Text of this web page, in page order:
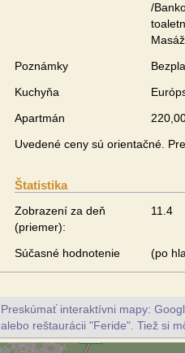
/
Poznámky
Kuchyňa
Apartmán
Uvedené ceny sú orientačné.
Štatistika
Zobrazení za deň
(priemer):
11.4
Súčasné hodnotenie (po
Preskúmať interaktívni mapy:
alebo reštaurácii "Feride". Tiež si